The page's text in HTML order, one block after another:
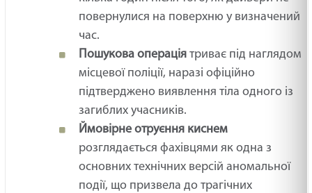
повернулися на поверхню у визначений
час.
Пошукова операція триває під наглядом
місцевої поліції, наразі офіційно
підтверджено виявлення тіла одного із
загиблих учасників.
Ймовірне отруєння киснем
розглядається фахівцями як одна з
основних технічних версій аномальної
події, що призвела до трагічних